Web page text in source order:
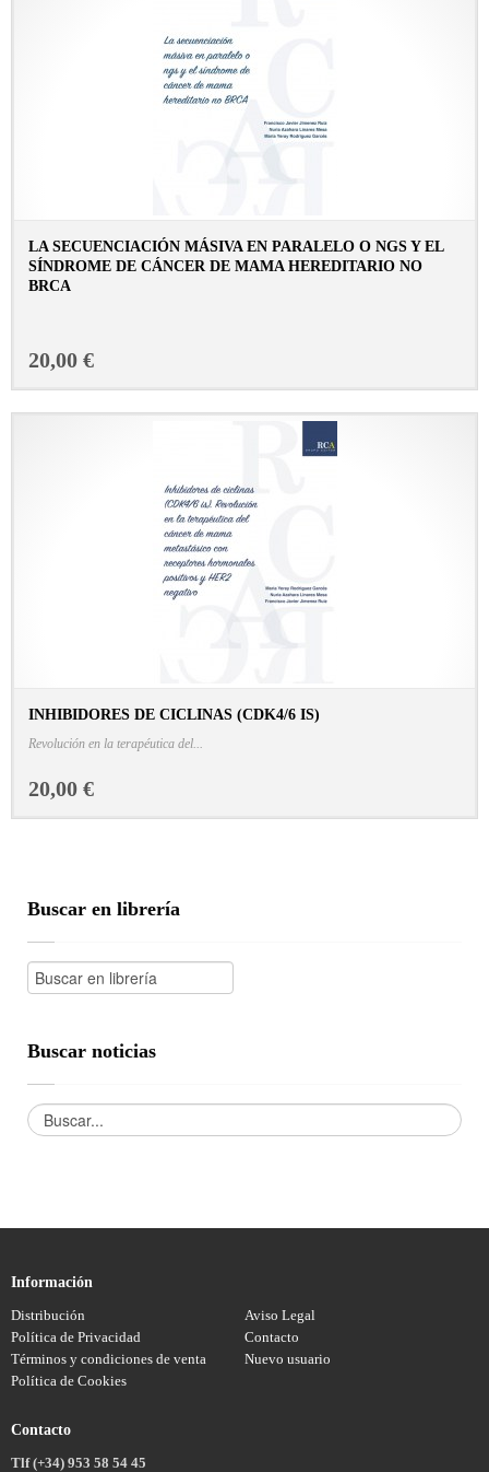
LA SECUENCIACIÓN MÁSIVA EN PARALELO O NGS Y EL
SÍNDROME DE CÁNCER DE MAMA HEREDITARIO NO
BRCA
20,00 €
INHIBIDORES DE CICLINAS (CDK4/6 IS)
Revolución en la terapéutica del...
20,00 €
Buscar en librería
Buscar noticias
Información
Distribución
Aviso Legal
Política de Privacidad
Contacto
Términos y condiciones de venta
Nuevo usuario
Política de Cookies
Contacto
Tlf (+34) 953 58 54 45